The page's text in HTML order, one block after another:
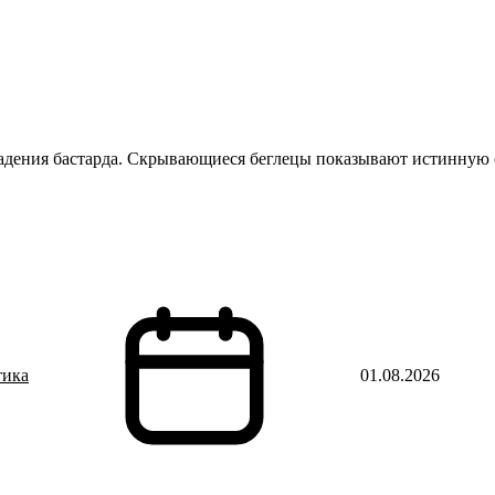
бастарда. Скрывающиеся беглецы показывают истинную
01.08.2026